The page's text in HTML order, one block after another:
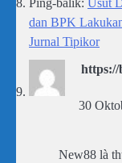
Ping-balik: Usut
dan BPK
Jurnal Tipikor
https://
30
New88 là